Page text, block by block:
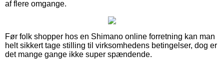
af flere omgange.
Før folk shopper hos en Shimano online forretning kan man
helt sikkert tage stilling til virksomhedens betingelser, dog er
det mange gange ikke super spændende.